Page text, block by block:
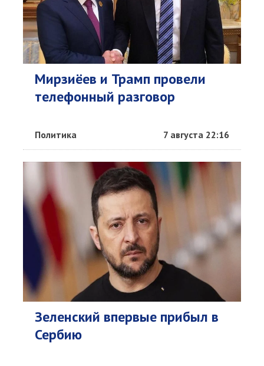
Мирзиёев и Трамп провели
телефонный разговор
Политика 7 августа 22:16
Зеленский впервые прибыл в
Сербию